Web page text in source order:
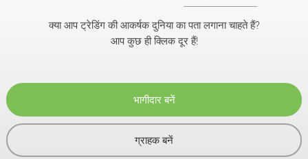
क्या आप ट्रेडिंग की आकर्षक दुनिया का पता लगाना चाहते हैं?
आप कुछ ही क्लिक दूर हैं!
भागीदार बनें
ग्राहक बनें